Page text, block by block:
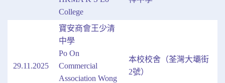
College
29.11.2025
寶安商會王少清
中學
Po On
Commercial
Association Wong
本校校舍（荃灣大壩街
2號）